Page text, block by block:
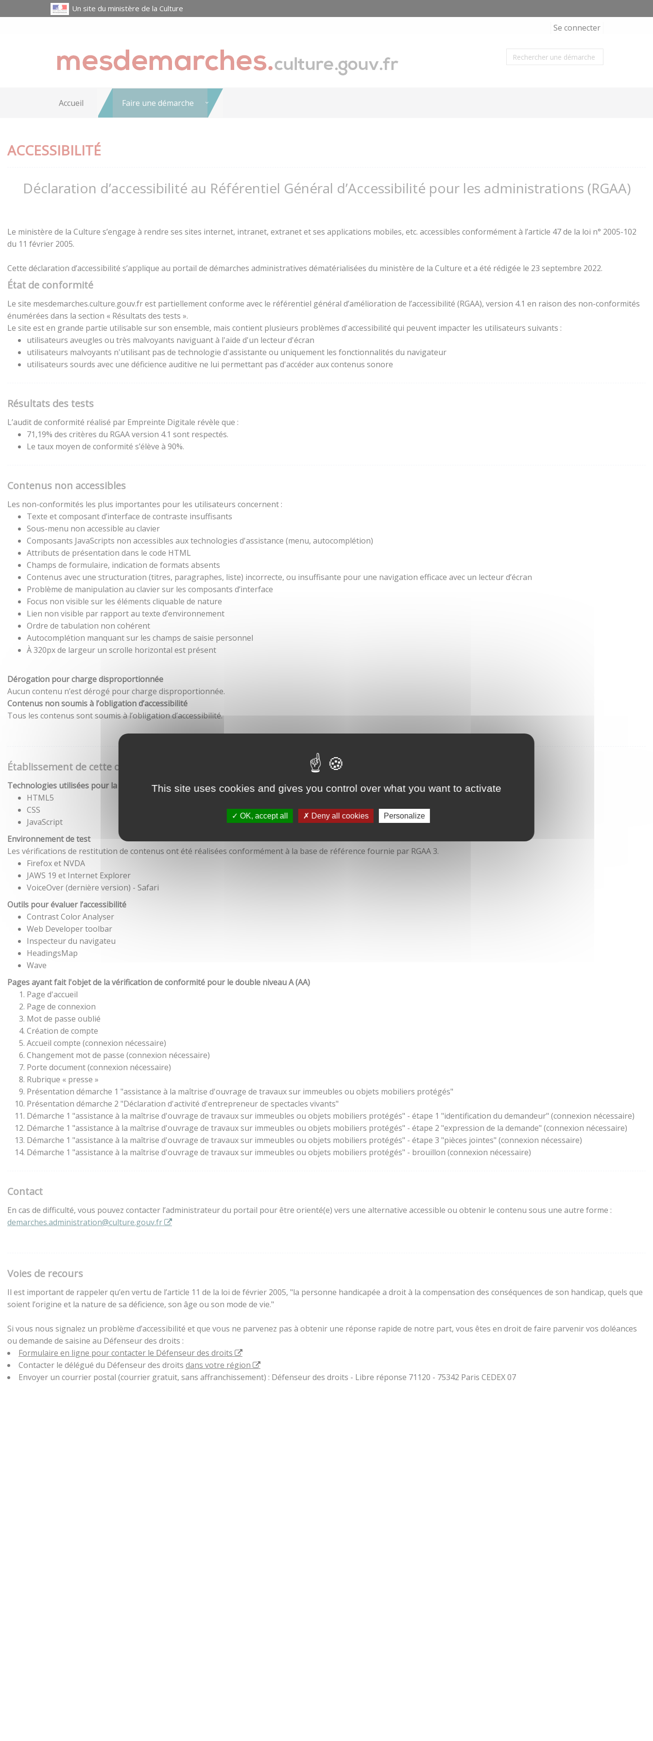
This site uses cookies and gives you control over what you want to activate
OK, accept all Deny all cookies Personalize
Un site du ministère de la Culture
Se connecter
Accueil Faire une démarche
ACCESSIBILITÉ
Déclaration d’accessibilité au Référentiel Général d’Accessibilité pour les administrations (RGAA)
Le ministère de la Culture s’engage à rendre ses sites internet, intranet, extranet et ses applications mobiles, etc. accessibles conformément à l’article 47 de la loi n° 2005-102
du 11 février 2005.
Cette déclaration d’accessibilité s’applique au portail de démarches administratives dématérialisées du ministère de la Culture et a été rédigée le 23 septembre 2022.
État de conformité
Le site mesdemarches.culture.gouv.fr est partiellement conforme avec le référentiel général d’amélioration de l’accessibilité (RGAA), version 4.1 en raison des non-conformités
énumérées dans la section « Résultats des tests ».
Le site est en grande partie utilisable sur son ensemble, mais contient plusieurs problèmes d'accessibilité qui peuvent impacter les utilisateurs suivants :
utilisateurs aveugles ou très malvoyants naviguant à l'aide d'un lecteur d'écran
utilisateurs malvoyants n'utilisant pas de technologie d'assistante ou uniquement les fonctionnalités du navigateur
utilisateurs sourds avec une déficience auditive ne lui permettant pas d'accéder aux contenus sonore
Résultats des tests
L’audit de conformité réalisé par Empreinte Digitale révèle que :
71,19% des critères du RGAA version 4.1 sont respectés.
Le taux moyen de conformité s’élève à 90%.
Contenus non accessibles
Les non-conformités les plus importantes pour les utilisateurs concernent :
Texte et composant d’interface de contraste insuffisants
Sous-menu non accessible au clavier
Composants JavaScripts non accessibles aux technologies d'assistance (menu, autocomplétion)
Attributs de présentation dans le code HTML
Champs de formulaire, indication de formats absents
Contenus avec une structuration (titres, paragraphes, liste) incorrecte, ou insuffisante pour une navigation efficace avec un lecteur d’écran
Problème de manipulation au clavier sur les composants d’interface
Focus non visible sur les éléments cliquable de nature
Lien non visible par rapport au texte d’environnement
Ordre de tabulation non cohérent
Autocomplétion manquant sur les champs de saisie personnel
À 320px de largeur un scrolle horizontal est présent
Dérogation pour charge disproportionnée
Aucun contenu n’est dérogé pour charge disproportionnée.
Contenus non soumis à l’obligation d’accessibilité
Tous les contenus sont soumis à l’obligation d’accessibilité.
Établissement de cette déclaration d'accessibilité
Technologies utilisées pour la réalisation du site
HTML5
CSS
JavaScript
Environnement de test
Les vérifications de restitution de contenus ont été réalisées conformément à la base de référence fournie par RGAA 3.
Firefox et NVDA
JAWS 19 et Internet Explorer
VoiceOver (dernière version) - Safari
Outils pour évaluer l’accessibilité
Contrast Color Analyser
Web Developer toolbar
Inspecteur du navigateu
HeadingsMap
Wave
Pages ayant fait l'objet de la vérification de conformité pour le double niveau A (AA)
Page d'accueil
Page de connexion
Mot de passe oublié
Création de compte
Accueil compte (connexion nécessaire)
Changement mot de passe (connexion nécessaire)
Porte document (connexion nécessaire)
Rubrique « presse »
Présentation démarche 1 "assistance à la maîtrise d'ouvrage de travaux sur immeubles ou objets mobiliers protégés"
Présentation démarche 2 "Déclaration d'activité d'entrepreneur de spectacles vivants"
Démarche 1 "assistance à la maîtrise d'ouvrage de travaux sur immeubles ou objets mobiliers protégés" - étape 1 "identification du demandeur" (connexion nécessaire)
Démarche 1 "assistance à la maîtrise d'ouvrage de travaux sur immeubles ou objets mobiliers protégés" - étape 2 "expression de la demande" (connexion nécessaire)
Démarche 1 "assistance à la maîtrise d'ouvrage de travaux sur immeubles ou objets mobiliers protégés" - étape 3 "pièces jointes" (connexion nécessaire)
Démarche 1 "assistance à la maîtrise d'ouvrage de travaux sur immeubles ou objets mobiliers protégés" - brouillon (connexion nécessaire)
Contact
En cas de difficulté, vous pouvez contacter l’administrateur du portail pour être orienté(e) vers une alternative accessible ou obtenir le contenu sous une autre forme :
demarches.administration@culture.gouv.fr
Voies de recours
Il est important de rappeler qu’en vertu de l’article 11 de la loi de février 2005, "la personne handicapée a droit à la compensation des conséquences de son handicap, quels que
soient l’origine et la nature de sa déficience, son âge ou son mode de vie."
Si vous nous signalez un problème d’accessibilité et que vous ne parvenez pas à obtenir une réponse rapide de notre part, vous êtes en droit de faire parvenir vos doléances
ou demande de saisine au Défenseur des droits :
Formulaire en ligne pour contacter le Défenseur des droits
Contacter le délégué du Défenseur des droits dans votre région
Envoyer un courrier postal (courrier gratuit, sans affranchissement) : Défenseur des droits - Libre réponse 71120 - 75342 Paris CEDEX 07